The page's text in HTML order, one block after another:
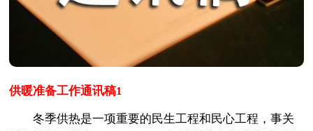
供暖准备工作通讯稿1
冬季供热是一项重要的民生工程和民心工程，事关